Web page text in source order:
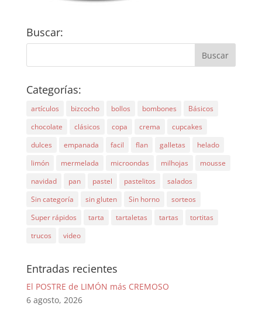
Buscar:
Categorías:
artículos bizcocho bollos bombones
Básicos
chocolate
clásicos copa crema
cupcakes
dulces
empanada facil flan galletas
helado
limón
mermelada microondas milhojas
mousse
navidad
pan pastel pastelitos
salados
Sin categoría
sin gluten Sin horno
sorteos
Super rápidos
tarta tartaletas tartas
tortitas
trucos
video
Entradas recientes
El POSTRE de LIMÓN más CREMOSO
6 agosto, 2026